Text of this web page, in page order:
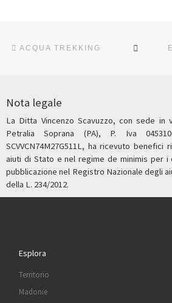
ACQUA TREKKING
Nota legale
La Ditta Vincenzo Scavuzzo, con sede in
Petralia Soprana (PA), P. Iva
SCVVCN74M27G511L, ha ricevuto
aiuti di Stato e nel regime de minimis per i
pubblicazione nel Registro Nazionale degli
della L. 234/2012.
Esplora
Territorio
Madonie